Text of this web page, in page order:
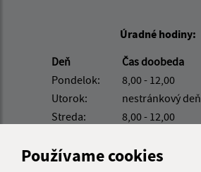
Používame cookies
Úradné hodiny:
Deň
Čas doobeda
Pondelok:
8,00 - 12,00
Utorok:
nestránkový deň
Streda:
8,00 - 12,00
Piatok:
8,00 - 12,00